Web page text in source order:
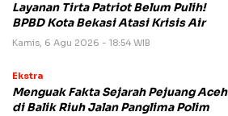
Layanan Tirta Patriot Belum Pulih!
BPBD Kota Bekasi Atasi Krisis Air
Kamis, 6 Agu 2026 - 18:54 WIB
Ekstra
Menguak Fakta Sejarah Pejuang Aceh
di Balik Riuh Jalan Panglima Polim